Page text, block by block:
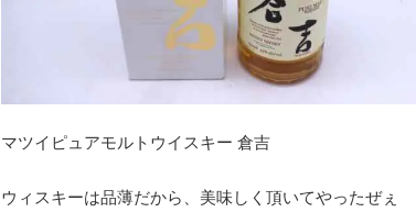
マツイピュアモルトウイスキー 倉吉
ウィスキーは品薄だから、美味しく頂いてやったぜぇ